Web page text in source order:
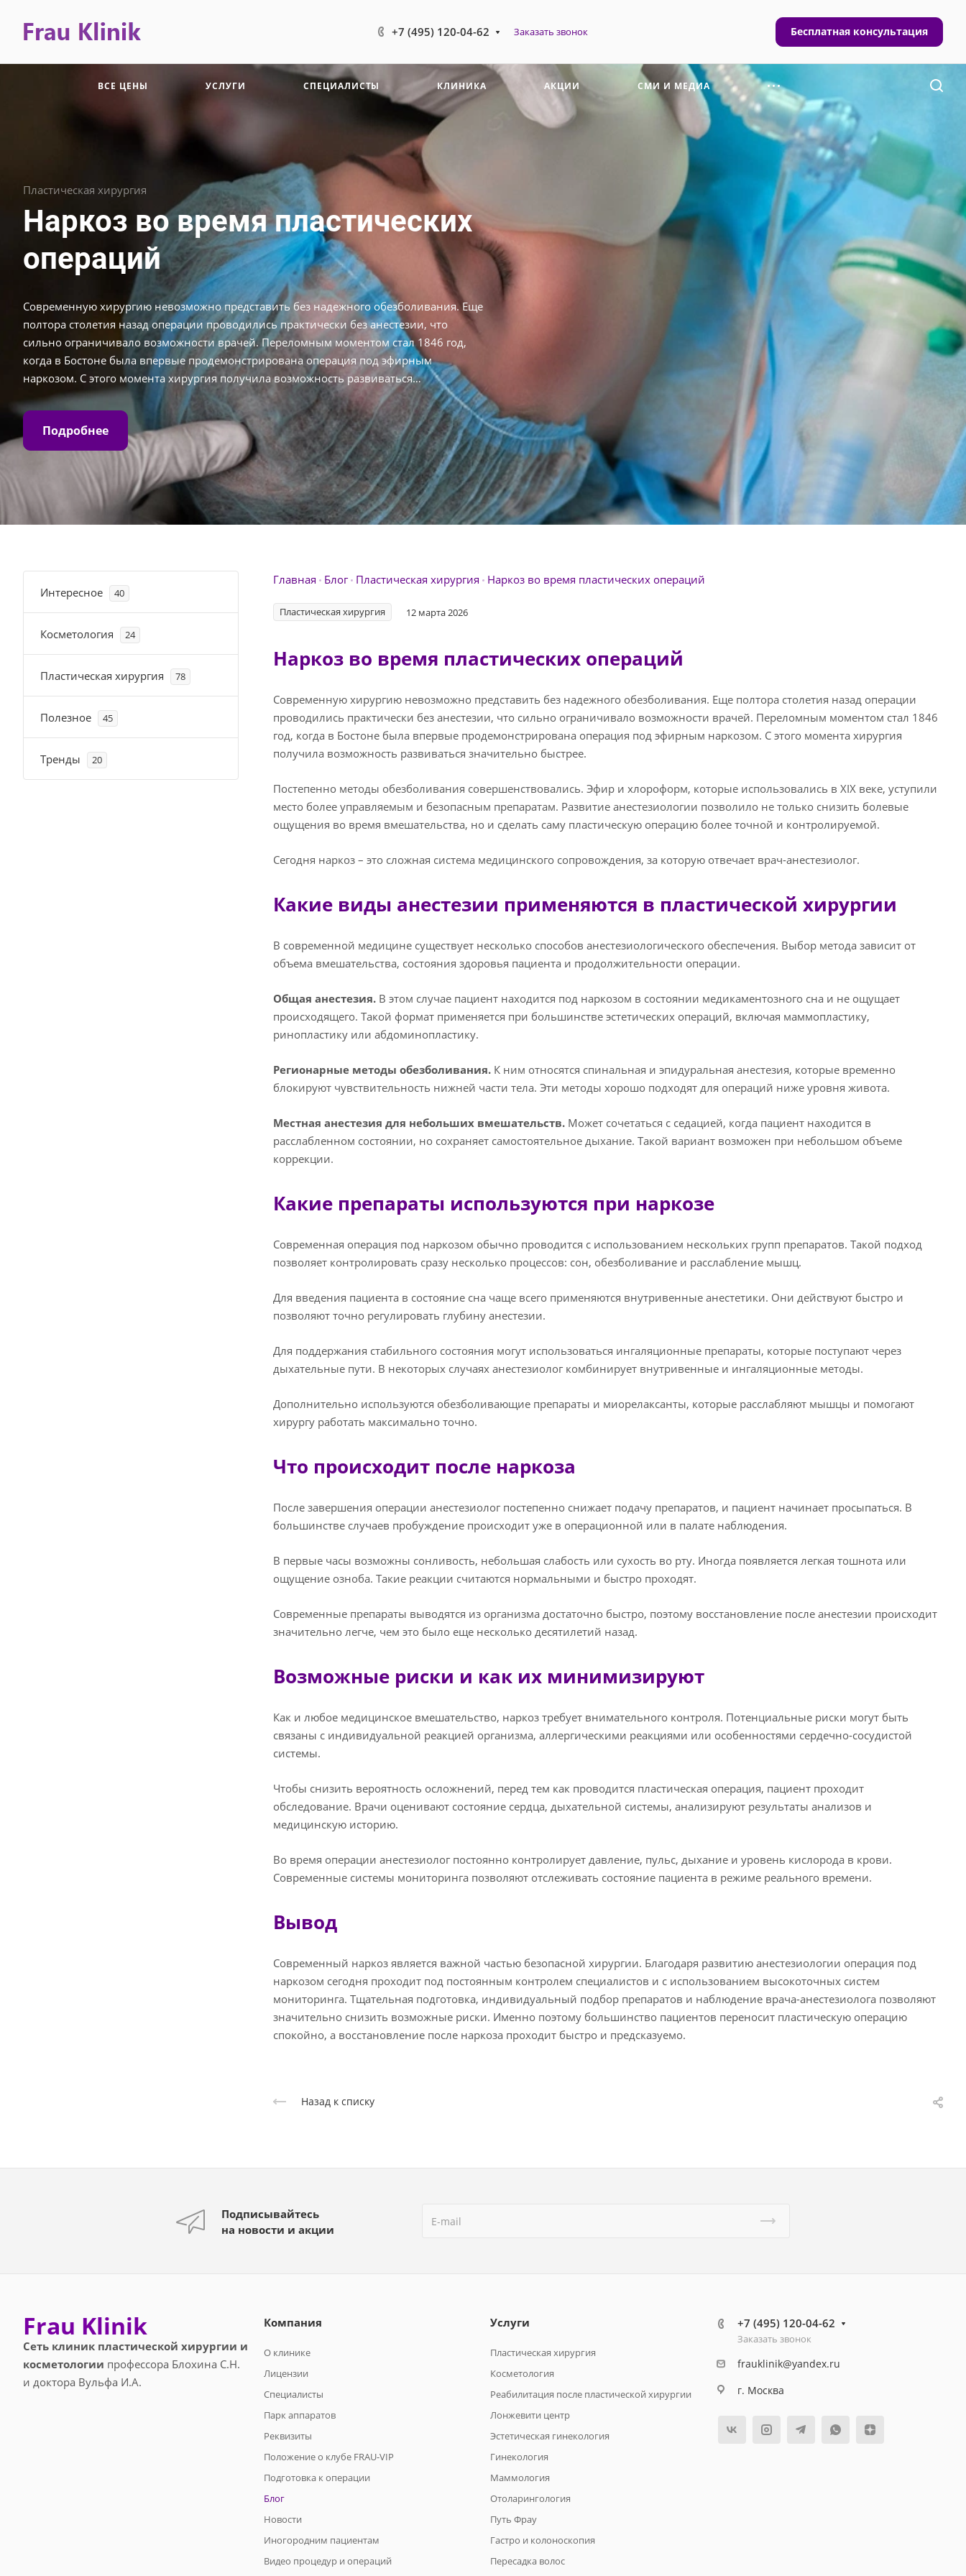
+7 (495) 120-04-62 Заказать звонок Бесплатная консультация
ВСЕ ЦЕНЫ УСЛУГИ СПЕЦИАЛИСТЫ КЛИНИКА АКЦИИ СМИ И МЕДИА
Пластическая хирургия
Наркоз во время пластических
операций
Современную хирургию невозможно представить без надежного обезболивания. Еще
полтора столетия назад операции проводились практически без анестезии, что
сильно ограничивало возможности врачей. Переломным моментом стал 1846 год,
когда в Бостоне была впервые продемонстрирована операция под эфирным
наркозом. С этого момента хирургия получила возможность развиваться
значительно быстрее.
Подробнее
Главная Блог Пластическая хирургия Наркоз во время пластических операций
Пластическая хирургия 12 марта 2026
Наркоз во время пластических операций
Современную хирургию невозможно представить без надежного обезболивания. Еще полтора столетия назад операции
проводились практически без анестезии, что сильно ограничивало возможности врачей. Переломным моментом стал 1846
год, когда в Бостоне была впервые продемонстрирована операция под эфирным наркозом. С этого момента хирургия
получила возможность развиваться значительно быстрее.
Постепенно методы обезболивания совершенствовались. Эфир и хлороформ, которые использовались в XIX веке, уступили
место более управляемым и безопасным препаратам. Развитие анестезиологии позволило не только снизить болевые
ощущения во время вмешательства, но и сделать саму пластическую операцию более точной и контролируемой.
Сегодня наркоз – это сложная система медицинского сопровождения, за которую отвечает врач-анестезиолог.
Какие виды анестезии применяются в пластической хирургии
В современной медицине существует несколько способов анестезиологического обеспечения. Выбор метода зависит от
объема вмешательства, состояния здоровья пациента и продолжительности операции.
Общая анестезия. В этом случае пациент находится под наркозом в состоянии медикаментозного сна и не ощущает
происходящего. Такой формат применяется при большинстве эстетических операций, включая маммопластику,
ринопластику или абдоминопластику.
Регионарные методы обезболивания. К ним относятся спинальная и эпидуральная анестезия, которые временно
блокируют чувствительность нижней части тела. Эти методы хорошо подходят для операций ниже уровня живота.
Местная анестезия для небольших вмешательств. Может сочетаться с седацией, когда пациент находится в
расслабленном состоянии, но сохраняет самостоятельное дыхание. Такой вариант возможен при небольшом объеме
коррекции.
Какие препараты используются при наркозе
Современная операция под наркозом обычно проводится с использованием нескольких групп препаратов. Такой подход
позволяет контролировать сразу несколько процессов: сон, обезболивание и расслабление мышц.
Для введения пациента в состояние сна чаще всего применяются внутривенные анестетики. Они действуют быстро и
позволяют точно регулировать глубину анестезии.
Для поддержания стабильного состояния могут использоваться ингаляционные препараты, которые поступают через
дыхательные пути. В некоторых случаях анестезиолог комбинирует внутривенные и ингаляционные методы.
Дополнительно используются обезболивающие препараты и миорелаксанты, которые расслабляют мышцы и помогают
хирургу работать максимально точно.
Что происходит после наркоза
После завершения операции анестезиолог постепенно снижает подачу препаратов, и пациент начинает просыпаться. В
большинстве случаев пробуждение происходит уже в операционной или в палате наблюдения.
В первые часы возможны сонливость, небольшая слабость или сухость во рту. Иногда появляется легкая тошнота или
ощущение озноба. Такие реакции считаются нормальными и быстро проходят.
Современные препараты выводятся из организма достаточно быстро, поэтому восстановление после анестезии происходит
значительно легче, чем это было еще несколько десятилетий назад.
Возможные риски и как их минимизируют
Как и любое медицинское вмешательство, наркоз требует внимательного контроля. Потенциальные риски могут быть
связаны с индивидуальной реакцией организма, аллергическими реакциями или особенностями сердечно-сосудистой
системы.
Чтобы снизить вероятность осложнений, перед тем как проводится пластическая операция, пациент проходит
обследование. Врачи оценивают состояние сердца, дыхательной системы, анализируют результаты анализов и
медицинскую историю.
Во время операции анестезиолог постоянно контролирует давление, пульс, дыхание и уровень кислорода в крови.
Современные системы мониторинга позволяют отслеживать состояние пациента в режиме реального времени.
Вывод
Современный наркоз является важной частью безопасной хирургии. Благодаря развитию анестезиологии операция под
наркозом сегодня проходит под постоянным контролем специалистов и с использованием высокоточных систем
мониторинга. Тщательная подготовка, индивидуальный подбор препаратов и наблюдение врача-анестезиолога позволяют
значительно снизить возможные риски. Именно поэтому большинство пациентов переносит пластическую операцию
спокойно, а восстановление после наркоза проходит быстро и предсказуемо.
Назад к списку
Интересное 40
Косметология 24
Пластическая хирургия 78
Полезное 45
Тренды 20
Подписывайтесь
на новости и акции
Frau Klinik
Сеть клиник пластической хирургии и
косметологии профессора Блохина С.Н.
и доктора Вульфа И.А.
Компания
О клинике
Лицензии
Специалисты
Парк аппаратов
Реквизиты
Положение о клубе FRAU-VIP
Подготовка к операции
Блог
Новости
Иногородним пациентам
Видео процедур и операций
Услуги
Пластическая хирургия
Косметология
Реабилитация после пластической хирургии
Лонжевити центр
Эстетическая гинекология
Гинекология
Маммология
Отоларингология
Путь Фрау
Гастро и колоноскопия
Пересадка волос
+7 (495) 120-04-62
Заказать звонок
frauklinik@yandex.ru
г. Москва